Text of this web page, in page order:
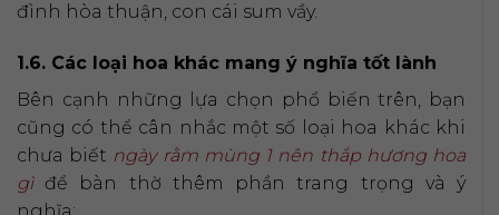
đình hòa thuận, con cái sum vầy.
1.6. Các loại hoa khác mang ý nghĩa tốt lành
Bên cạnh những lựa chọn phổ biến trên, bạn
cũng có thể cân nhắc một số loại hoa khác khi
chưa biết ngày rằm mùng 1 nên thắp hương hoa
gìđể bàn thờ thêm phần trang trọng và ý